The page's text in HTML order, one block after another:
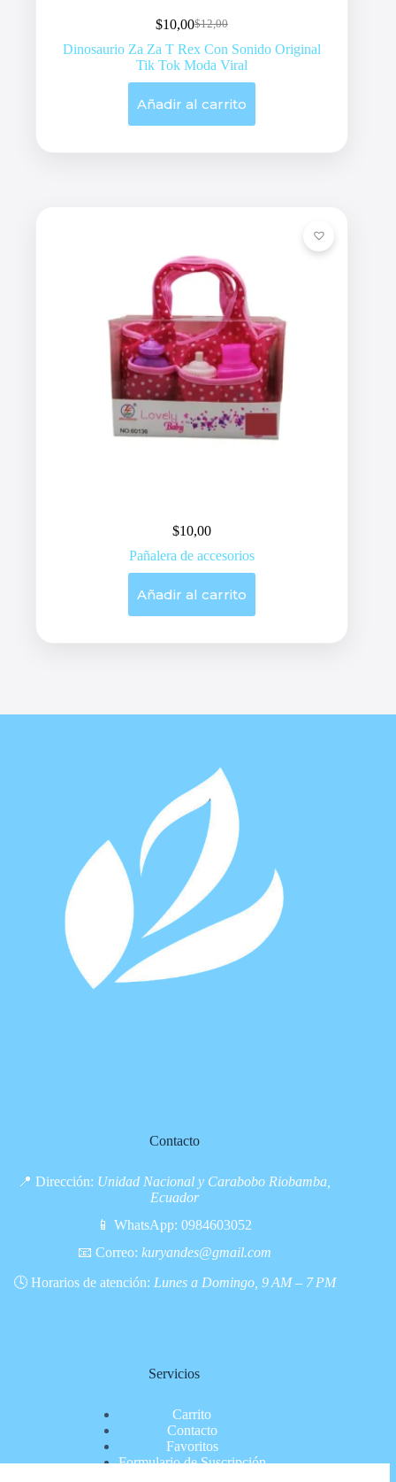
$12,00
Original
price
was:
$10,00Current
price
is:
Dinosaurio Za Za T Rex Con Sonido Original
Tik Tok Moda Viral
Añadir al carrito
$10,00
Pañalera de accesorios
Añadir al carrito
Contacto
📍 Dirección: Unidad Nacional y Carabobo Riobamba,
Ecuador
📱 WhatsApp:0984603052
📧 Correo: kuryandes@gmail.com
🕓 Horarios de atención: Lunes a Domingo, 9 AM – 7 PM
Servicios
Carrito
Contacto
Favoritos
Formulario de Suscripción